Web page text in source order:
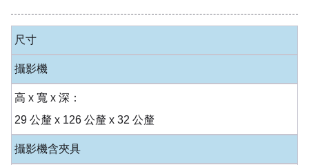
尺寸
攝影機
高 x 寬 x 深：
29 公釐 x 126 公釐 x 32 公釐
攝影機含夾具